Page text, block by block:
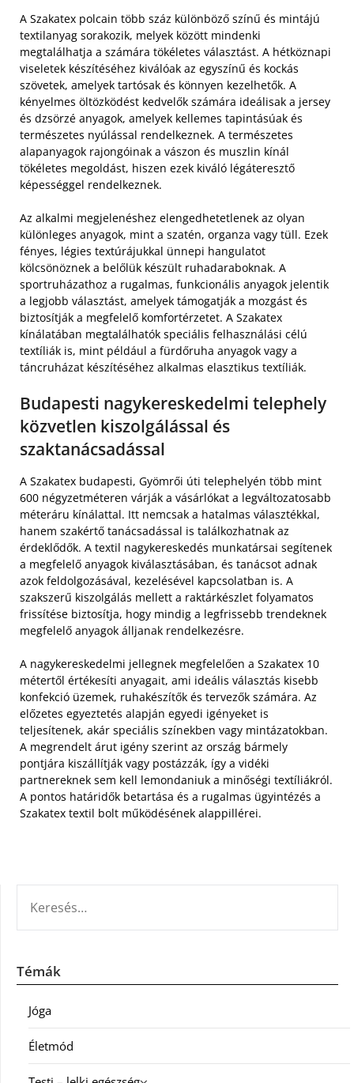
A Szakatex polcain több száz különböző színű és mintájú
textilanyag sorakozik, melyek között mindenki
megtalálhatja a számára tökéletes választást. A hétköznapi
viseletek készítéséhez kiválóak az egyszínű és kockás
szövetek, amelyek tartósak és könnyen kezelhetők. A
kényelmes öltözködést kedvelők számára ideálisak a jersey
és dzsörzé anyagok, amelyek kellemes tapintásúak és
természetes nyúlással rendelkeznek. A természetes
alapanyagok rajongóinak a vászon és muszlin kínál
tökéletes megoldást, hiszen ezek kiváló légáteresztő
képességgel rendelkeznek.
Az alkalmi megjelenéshez elengedhetetlenek az olyan
különleges anyagok, mint a szatén, organza vagy tüll. Ezek
fényes, légies textúrájukkal ünnepi hangulatot
kölcsönöznek a belőlük készült ruhadaraboknak. A
sportruházathoz a rugalmas, funkcionális anyagok jelentik
a legjobb választást, amelyek támogatják a mozgást és
biztosítják a megfelelő komfortérzetet. A Szakatex
kínálatában megtalálhatók speciális felhasználási célú
textíliák is, mint például a fürdőruha anyagok vagy a
táncruházat készítéséhez alkalmas elasztikus textíliák.
Budapesti nagykereskedelmi telephely
közvetlen kiszolgálással és
szaktanácsadással
A Szakatex budapesti, Gyömrői úti telephelyén több mint
600 négyzetméteren várják a vásárlókat a legváltozatosabb
méteráru kínálattal. Itt nemcsak a hatalmas választékkal,
hanem szakértő tanácsadással is találkozhatnak az
érdeklődők. A textil nagykereskedés munkatársai segítenek
a megfelelő anyagok kiválasztásában, és tanácsot adnak
azok feldolgozásával, kezelésével kapcsolatban is. A
szakszerű kiszolgálás mellett a raktárkészlet folyamatos
frissítése biztosítja, hogy mindig a legfrissebb trendeknek
megfelelő anyagok álljanak rendelkezésre.
A nagykereskedelmi jellegnek megfelelően a Szakatex 10
métertől értékesíti anyagait, ami ideális választás kisebb
konfekció üzemek, ruhakészítők és tervezők számára. Az
előzetes egyeztetés alapján egyedi igényeket is
teljesítenek, akár speciális színekben vagy mintázatokban.
A megrendelt árut igény szerint az ország bármely
pontjára kiszállítják vagy postázzák, így a vidéki
partnereknek sem kell lemondaniuk a minőségi textíliákról.
A pontos határidők betartása és a rugalmas ügyintézés a
Szakatex textil bolt működésének alappillérei.
Témák
Jóga
Életmód